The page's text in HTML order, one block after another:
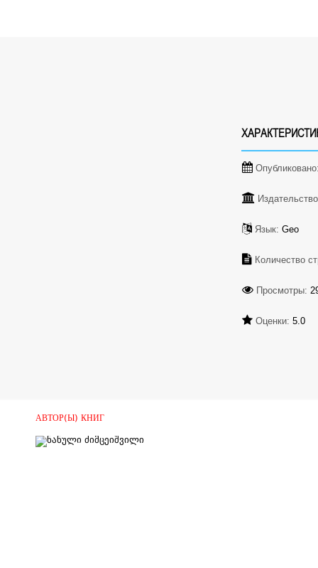
Язык: Geo
Количество
Просмотры:
Оценки: 5.0
АВТОР(Ы) КНИГ